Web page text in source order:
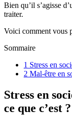
Bien qu’il s’agisse
traiter.
Voici comment vous
Sommaire
1 Stress en
2 Mal-être en
Stress en
ce que c’est ?